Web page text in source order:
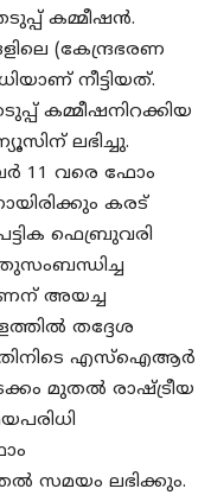
കമ്മീഷൻ.
(കേന്ദ്രഭരണ
നീട്ടിയത്.
കമ്മീഷനിറക്കിയ
ലഭിച്ചു.
11 വരെ ഫോം
കരട്
ഫെബ്രുവരി
അയച്ച
തദ്ദേശ
എസ്ഐആര്‍
മുതൽ രാഷ്ട്രീയ
സമയം ലഭിക്കും.